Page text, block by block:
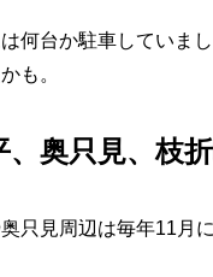
何台か駐車していま
も。
、奥只見、枝
只見周辺は毎年11月